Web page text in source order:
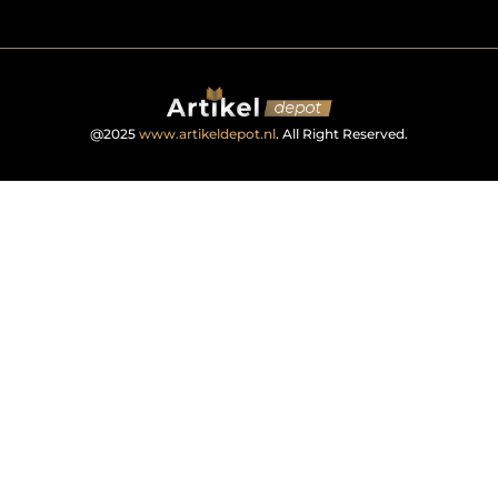
@2025 www.artikeldepot.nl. All Right Reserved.